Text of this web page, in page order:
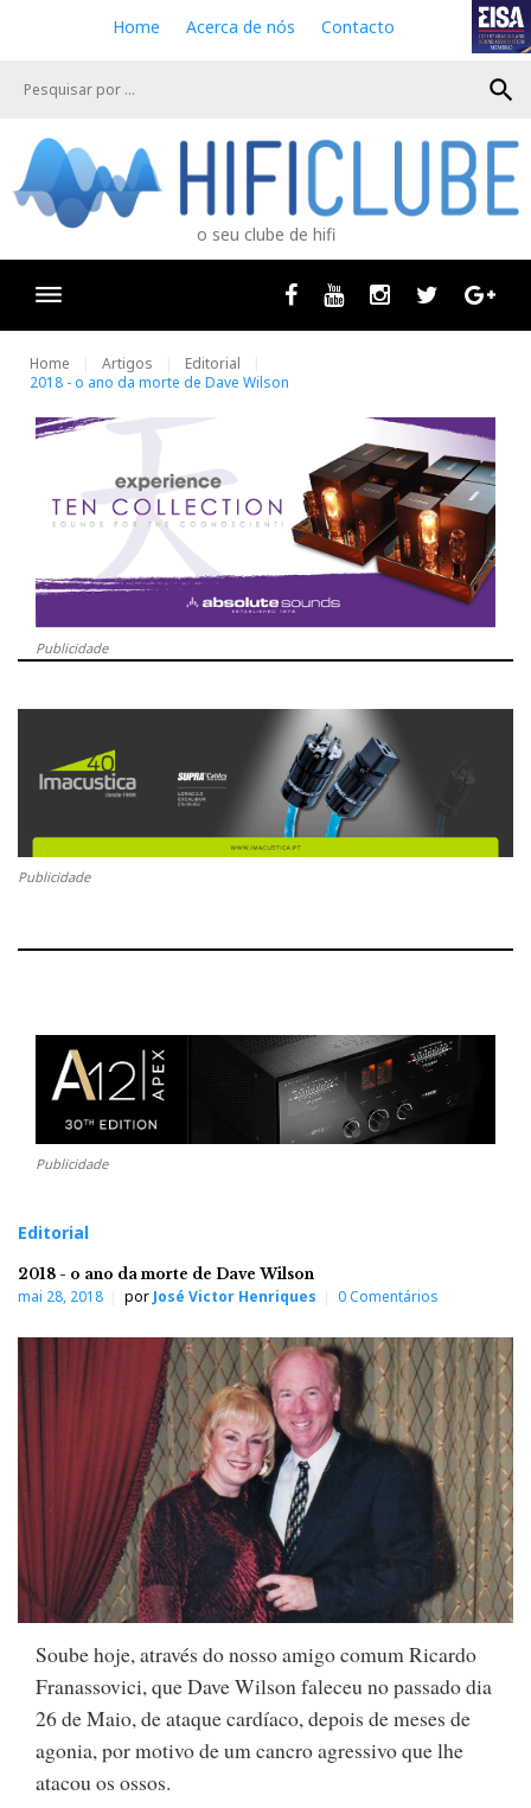
e
Home Acerca de nós Contacto
search
o seu clube de hifi
Facebook
Youtube InstagramTwitter
Home Artigos
Editorial
2018 - o ano da morte de Dave Wilson
Publicidade
Publicidade
Publicidade
Editorial
2018 - o ano da morte de Dave Wilson
mai 28, 2018 por José Victor Henriques 0 Comentários
Soube hoje, através do nosso amigo comum Ricardo
Franassovici, que Dave Wilson faleceu no passado dia
26 de Maio, de ataque cardíaco, depois de meses de
agonia, por motivo de um cancro agressivo que lhe
atacou os ossos.